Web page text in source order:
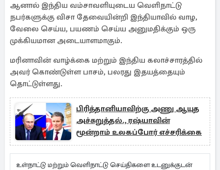
ஆனால் இந்திய வம்சாவளியுடைய வெளிநாட்டு
நபர்களுக்கு விசா தேவையின்றி இந்தியாவில் வாழ,
வேலை செய்ய, பயணம் செய்ய அனுமதிக்கும் ஒரு
முக்கியமான அடையாளமாகும்.
மரினாவின் வாழ்க்கை மற்றும் இந்திய கலாச்சாரத்தில்
அவர் கொண்டுள்ள பாசம், பலரது இதயத்தையும்
தொட்டுள்ளது.
பிரித்தானியாவிற்கு அணு ஆயுத
அச்சுறுத்தல்., ரஷ்யாவின்
மூன்றாம் உலகப்போர் எச்சரிக்கை
உள்நாட்டு மற்றும் வெளிநாட்டு செய்திகளை உடனுக்குடன்